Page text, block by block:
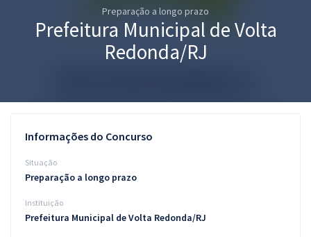
Conteúdo gratuito
Blog
Preparação a longo prazo
Prefeitura Municipal de Volta
Redonda/RJ
Informações do Concurso
Situação
Preparação a longo prazo
Instituição
Prefeitura Municipal de Volta Redonda/RJ